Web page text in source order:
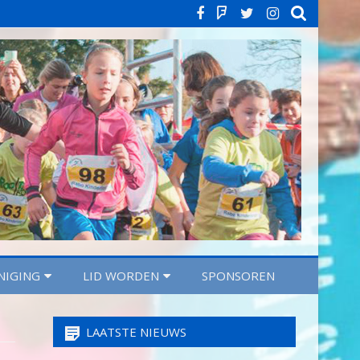
Facebook
StravaTwitter
LID WORDEN SPONSOREN
LAATSTE NIEUWS